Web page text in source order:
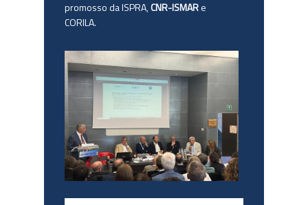
promosso da ISPRA,CNR-ISMARe
CORILA.